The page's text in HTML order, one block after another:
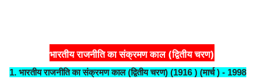
भारतीय राजनीति का संक्रमण काल (द्वितीय चरण)
1. भारतीय राजनीति का संक्रमण काल (द्वितीय चरण) (1916 ) (मार्च ) - 1998